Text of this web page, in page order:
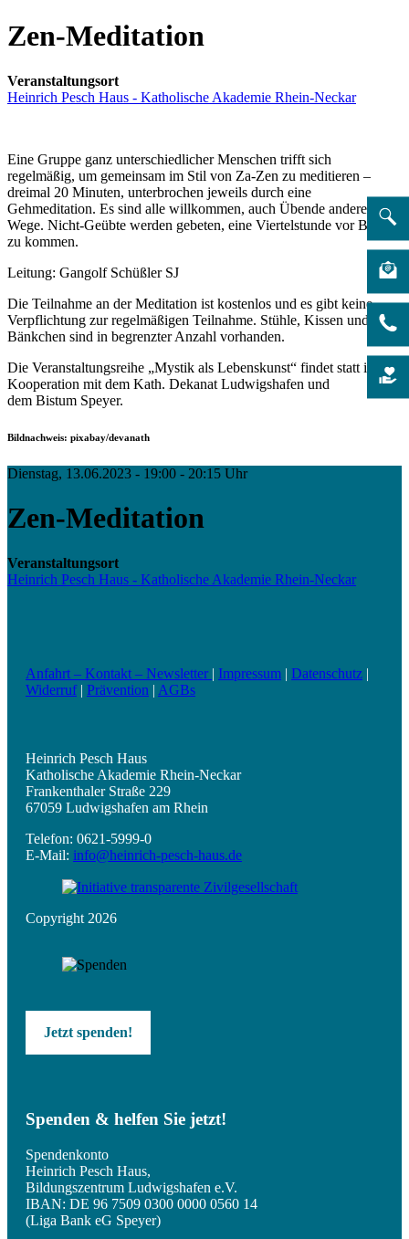
Zen-Meditation
Veranstaltungsort
Heinrich Pesch Haus - Katholische Akademie Rhein-Neckar
Eine Gruppe ganz unterschiedlicher Menschen trifft sich
regelmäßig, um gemeinsam im Stil von Za-Zen zu meditieren –
dreimal 20 Minuten, unterbrochen jeweils durch eine
Gehmeditation. Es sind alle willkommen, auch Übende anderer
Wege. Nicht-Geübte werden gebeten, eine Viertelstunde vor Beginn
zu kommen.
Leitung: Gangolf Schüßler SJ
Die Teilnahme an der Meditation ist kostenlos und es gibt keine
Verpflichtung zur regelmäßigen Teilnahme. Stühle, Kissen und
Bänkchen sind in begrenzter Anzahl vorhanden.
Die Veranstaltungsreihe „Mystik als Lebenskunst“ findet statt in
Kooperation mit dem Kath. Dekanat Ludwigshafen und
dem Bistum Speyer.
Bildnachweis: pixabay/devanath
Dienstag, 13.06.2023 - 19:00 - 20:15 Uhr
Zen-Meditation
Veranstaltungsort
Heinrich Pesch Haus - Katholische Akademie Rhein-Neckar
Anfahrt – Kontakt – Newsletter | Impressum | Datenschutz |
Widerruf| Prävention | AGBs
Heinrich Pesch Haus
Katholische Akademie Rhein-Neckar
Frankenthaler Straße 229
67059 Ludwigshafen am Rhein
Telefon: 0621-5999-0
E-Mail: info@heinrich-pesch-haus.de
Copyright 2026
Jetzt spenden!
Spenden & helfen Sie jetzt!
Spendenkonto
Heinrich Pesch Haus,
Bildungszentrum Ludwigshafen e.V.
IBAN: DE 96 7509 0300 0000 0560 14
(Liga Bank eG Speyer)